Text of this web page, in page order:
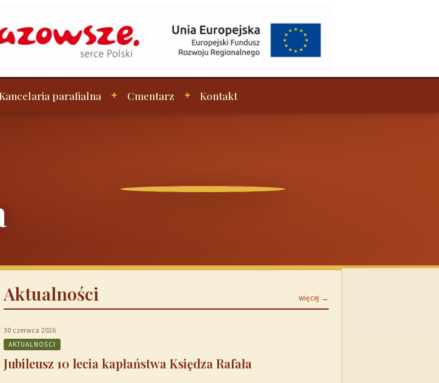
Kancelaria parafialna Cmentarz Kontakt
Aktualności więcej →
30 czerwca 2026
AKTUALNOŚCI
Jubileusz 10 lecia kapłaństwa Księdza Rafała